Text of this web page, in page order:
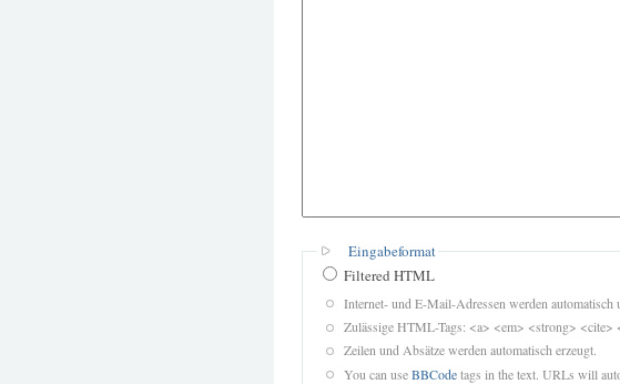
Eingabeformat
Filtered HTML
Internet- und E-Mail-Adressen werden automatisch
Zulässige HTML-Tags: <a> <em> <strong>
Zeilen und Absätze werden automatisch erzeugt.
You can useBBCodetags in the text. URLs will